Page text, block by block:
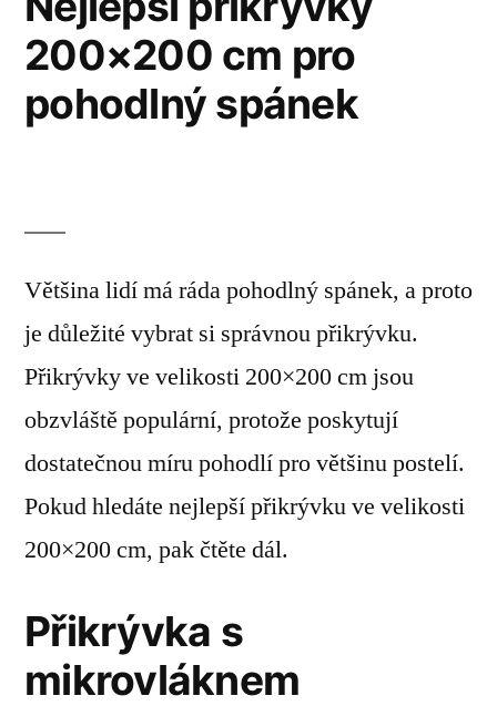
200×200 cm pro
pohodlný spánek
Většina lidí má ráda pohodlný spánek, a proto
je důležité vybrat si správnou přikrývku.
Přikrývky ve velikosti 200×200 cm jsou
obzvláště populární, protože poskytují
dostatečnou míru pohodlí pro většinu postelí.
Pokud hledáte nejlepší přikrývku ve velikosti
200×200 cm, pak čtěte dál.
Přikrývka s
mikrovláknem